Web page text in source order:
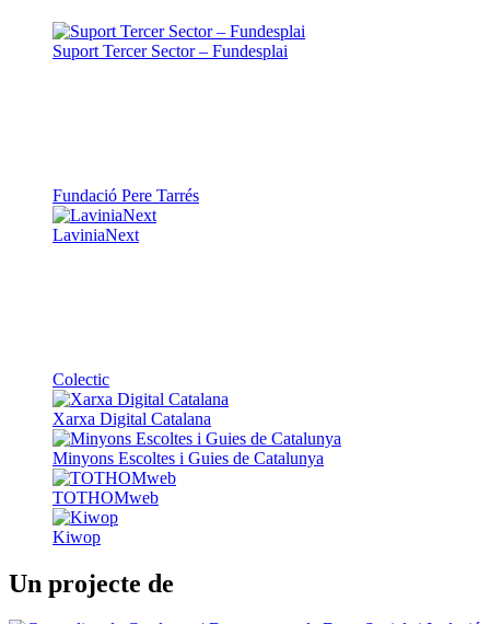
Suport Tercer Sector – Fundesplai
Fundació Pere Tarrés
LaviniaNext
Colectic
Xarxa Digital Catalana
Minyons Escoltes i Guies de Catalunya
TOTHOMweb
Kiwop
Un projecte de